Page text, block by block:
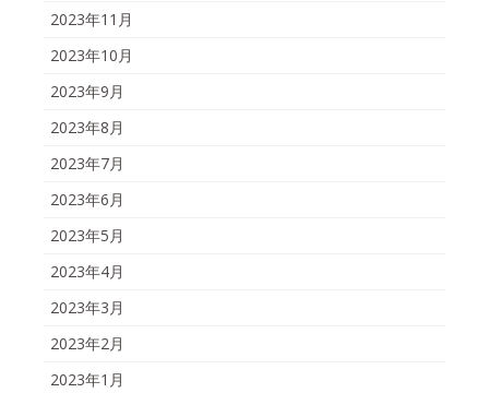
2023年11月
2023年10月
2023年9月
2023年8月
2023年7月
2023年6月
2023年5月
2023年4月
2023年3月
2023年2月
2023年1月